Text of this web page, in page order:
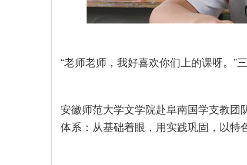
“老师老师，我好喜欢你们上的课呀。”
安徽师范大学文学院赴阜南国学支教
体系：从基础着眼，用实践巩固，以特